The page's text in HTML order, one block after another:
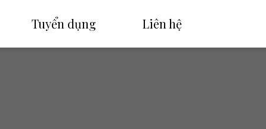
Tuyển dụng Liên hệ